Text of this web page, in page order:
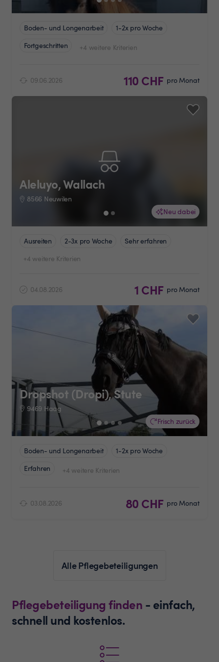
Boden- und Longenarbeit
1-2x pro Woche
Fortgeschritten
+4 weitere Kriterien
09.06.2026 110 CHF pro Monat
Neu dabei
Aleluyo, Wallach
8566 Neuwilen
Ausreiten 2-3x pro Woche
Sehr erfahren
+4 weitere Kriterien
04.08.2026 1 CHF pro Monat
Frisch zurück
Dropshot (Dropi), Stute
9469 Haag
Boden- und Longenarbeit
1-2x pro Woche
Erfahren
+4 weitere Kriterien
03.08.2026 80 CHF pro Monat
Alle Pflegebeteiligungen
Pflegebeteiligung finden - einfach,
schnell und kostenlos.